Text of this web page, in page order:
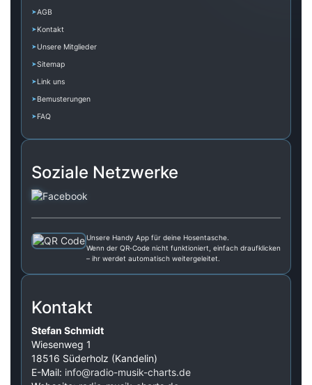
AGB
Kontakt
Unsere Mitglieder
Sitemap
Link uns
Bemusterungen
FAQ
Soziale Netzwerke
Unsere Handy App für deine Hosentasche.
Wenn der QR‑Code nicht funktioniert, einfach draufklicken
– ihr werdet automatisch weitergeleitet.
Kontakt
Stefan Schmidt
Wiesenweg 1
18516 Süderholz (Kandelin)
E-Mail: info@radio-musik-charts.de